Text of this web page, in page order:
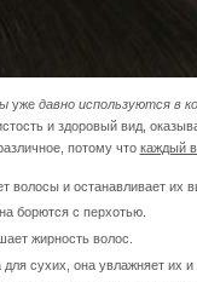
уже давно используются в
и здоровый вид,
потому что каждый
волосы и останавливает их
борются с перхотью.
жирность волос.
сухих, она увлажняет их и